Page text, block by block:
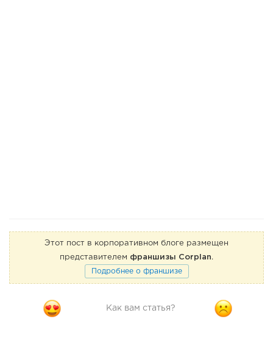
Этот пост в корпоративном блоге размещен
представителем франшизы Corplan.
Подробнее о франшизе
Как вам статья?